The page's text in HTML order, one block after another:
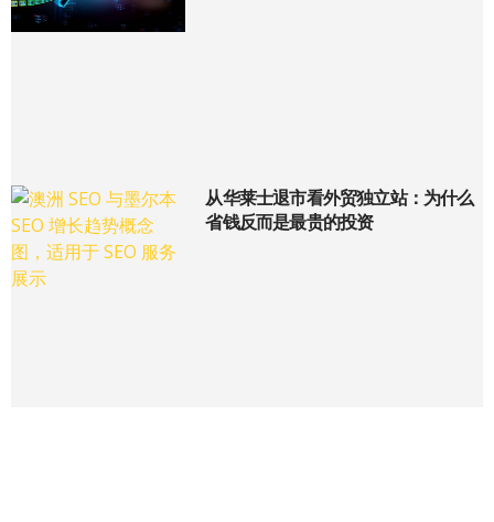
从华莱士退市看外贸独立站：为什么
省钱反而是最贵的投资